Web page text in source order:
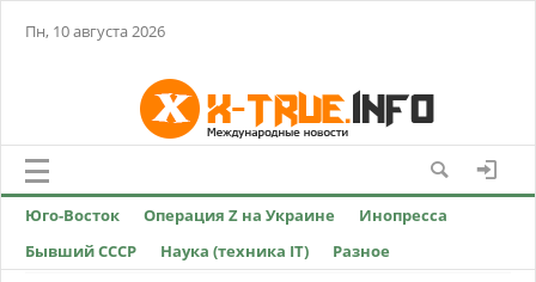
Пн, 10 августа 2026
Юго-Восток Операция Z на Украине
Инопресса
Бывший СССР
Наука (техника IT) Разное